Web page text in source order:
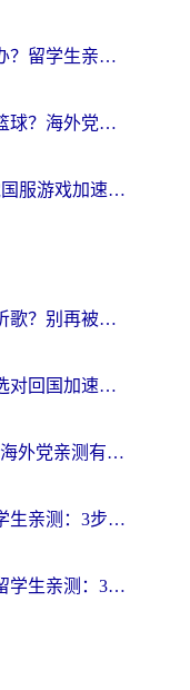
国外打鸿图之下太卡怎么办？留学生亲测有效的国服游戏加速方案
日本用什么加速器玩街头篮球？海外党国服游戏不卡顿的终极攻略
外国人打刀塔2吗？海外党国服游戏加速避坑全攻略
中国人在国外用什么软件听歌？别再被地域限制卡脖子，这篇教你轻松解锁国内音乐库
在海外听网易云总断连？选对回国加速器，告别地区限制和卡顿
国外可以用那个app听歌？海外党亲测有效的回国加速方案，轻松听国内音乐听书
海外怎么看央视直播？留学生亲测：3步解决版权限制+追剧自由
国外能用网易云音乐吗？留学生亲测：3步解决海外听歌难题